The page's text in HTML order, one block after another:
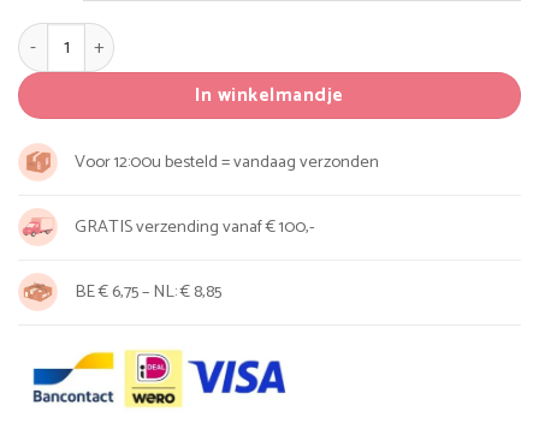
Katt3 Decorative Panels aantal
In winkelmandje
Voor 12:00u besteld = vandaag verzonden
GRATIS verzending vanaf € 100,-
BE € 6,75 – NL: € 8,85